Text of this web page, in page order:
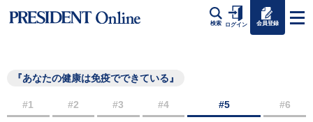
検索 ログイン 会員登録
『あなたの健康は免疫でできている』
#1 #2 #3 #4 #5 #6